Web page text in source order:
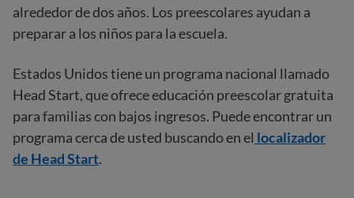
alrededor de dos años. Los preescolares ayudan a
preparar a los niños para la escuela.
Estados Unidos tiene un programa nacional llamado
Head Start, que ofrece educación preescolar gratuita
para familias con bajos ingresos. Puede encontrar un
programa cerca de usted buscando en el localizador
de Head Start.